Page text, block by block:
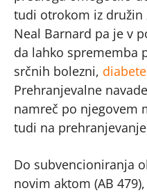
tudi otrokom iz
Neal Barnard pa je v
da lahko sprememba
srčnih bolezni,
Prehranjevalne
namreč po njegovem
tudi na
Do subvencioniranja
novim aktom (AB